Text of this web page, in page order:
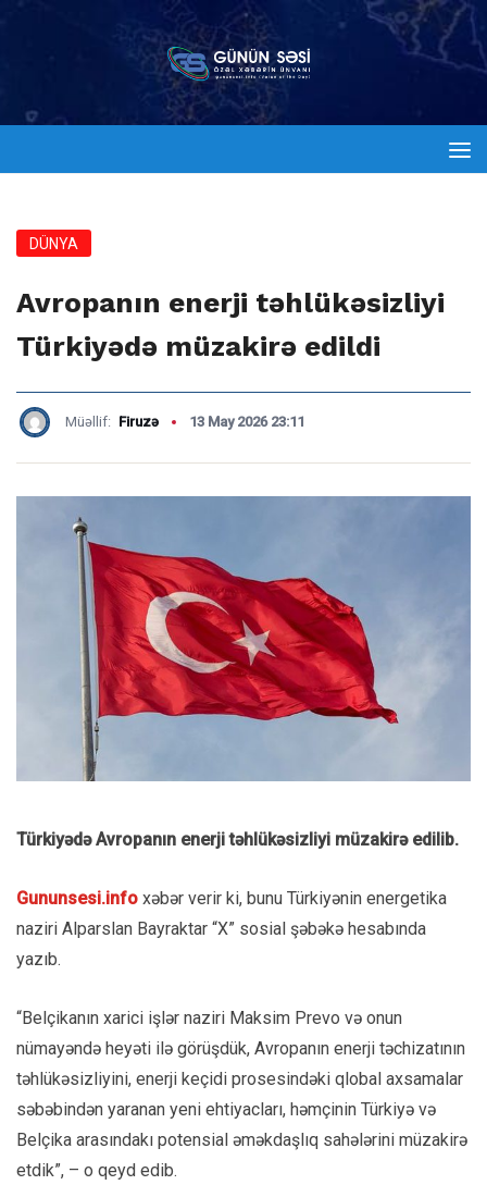
DÜNYA
Avropanın enerji təhlükəsizliyi
Türkiyədə müzakirə edildi
Müəllif: Firuzə 13 May 2026 23:11
Türkiyədə Avropanın enerji təhlükəsizliyi müzakirə edilib.
Gununsesi.info xəbər verir ki, bunu Türkiyənin energetika
naziri Alparslan Bayraktar “X” sosial şəbəkə hesabında
yazıb.
“Belçikanın xarici işlər naziri Maksim Prevo və onun
nümayəndə heyəti ilə görüşdük, Avropanın enerji təchizatının
təhlükəsizliyini, enerji keçidi prosesindəki qlobal axsamalar
səbəbindən yaranan yeni ehtiyacları, həmçinin Türkiyə və
Belçika arasındakı potensial əməkdaşlıq sahələrini müzakirə
etdik”, – o qeyd edib.